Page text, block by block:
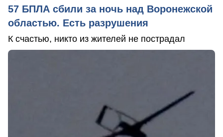
57 БПЛА сбили за ночь над Воронежской
областью. Есть разрушения
К счастью, никто из жителей не пострадал